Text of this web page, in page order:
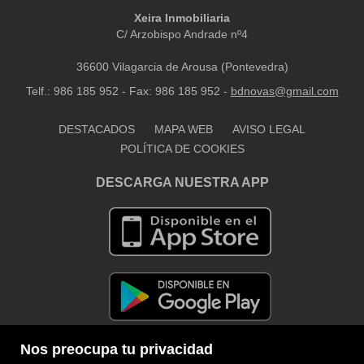
Nos preocupa tu privacidad
Xeira Inmobiliaria
C/ Arzobispo Andrade nº4
36600 Vilagarcia de Arousa (Pontevedra)
Telf.: 986 185 952 - Fax: 986 185 952 - bdnovas@gmail.com
DESTACADOS MAPA WEB
AVISO LEGAL
POLÍTICA DE COOKIES
DESCARGA NUESTRA APP